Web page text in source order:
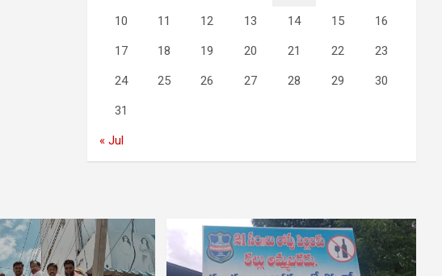
10 11 12 13 14 15 16
17 18 19 20 21 22 23
24 25 26 27 28 29 30
31
« Jul